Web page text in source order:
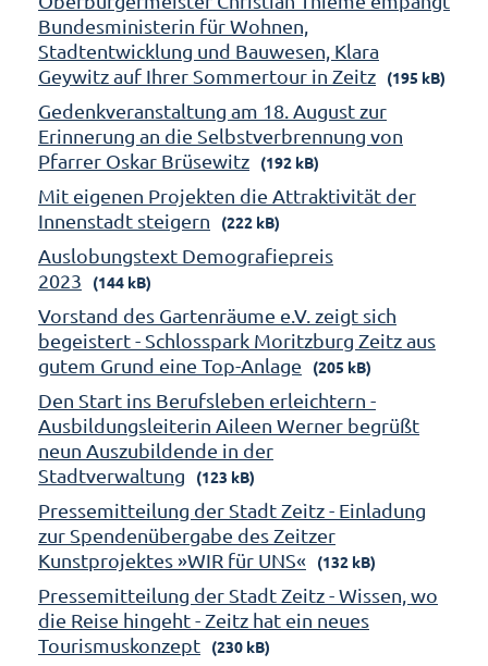
Bundesministerin für Wohnen,
Stadtentwicklung und Bauwesen, Klara
Geywitz auf Ihrer Sommertour in Zeitz
(195 kB)
Gedenkveranstaltung am 18. August zur
Erinnerung an die Selbstverbrennung von
Pfarrer Oskar Brüsewitz
(192 kB)
Mit eigenen Projekten die Attraktivität der
Innenstadt steigern
(222 kB)
Auslobungstext Demografiepreis
2023
(144 kB)
Vorstand des Gartenräume e.V. zeigt sich
begeistert - Schlosspark Moritzburg Zeitz aus
gutem Grund eine Top-Anlage
(205 kB)
Den Start ins Berufsleben erleichtern -
Ausbildungsleiterin Aileen Werner begrüßt
neun Auszubildende in der
Stadtverwaltung
(123 kB)
Pressemitteilung der Stadt Zeitz - Einladung
zur Spendenübergabe des Zeitzer
Kunstprojektes »WIR für UNS«
(132 kB)
Pressemitteilung der Stadt Zeitz - Wissen, wo
die Reise hingeht - Zeitz hat ein neues
Tourismuskonzept
(230 kB)